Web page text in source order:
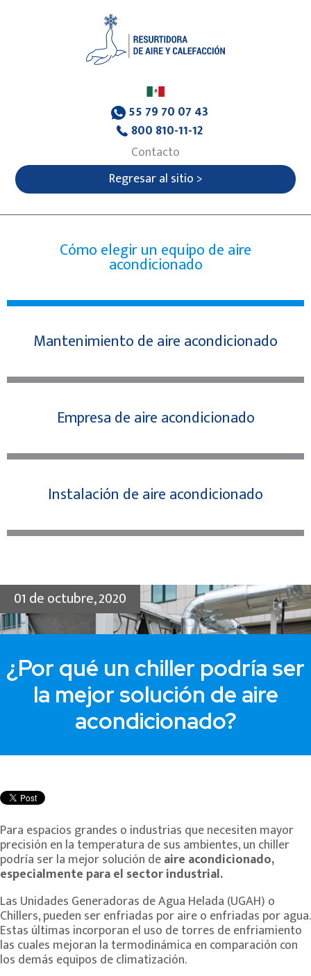
55 79 70 07 43
800 810-11-12
Contacto
Regresar al sitio >
Cómo elegir un equipo de aire
acondicionado
Mantenimiento de aire acondicionado
Empresa de aire acondicionado
Instalación de aire acondicionado
01 de octubre, 2020
¿Por qué un chiller podría ser
la mejor solución de aire
acondicionado?
Para espacios grandes o industrias que necesiten mayor
precisión en la temperatura de sus ambientes, un chiller
podría ser la mejor solución deaire acondicionado,
especialmente para el sector industrial.
Las Unidades Generadoras de Agua Helada (UGAH) o
Chillers, pueden ser enfriadas por aire o enfriadas por agua.
Estas últimas incorporan el uso de torres de enfriamiento
las cuales mejoran la termodinámica en comparación con
los demás equipos de climatización.